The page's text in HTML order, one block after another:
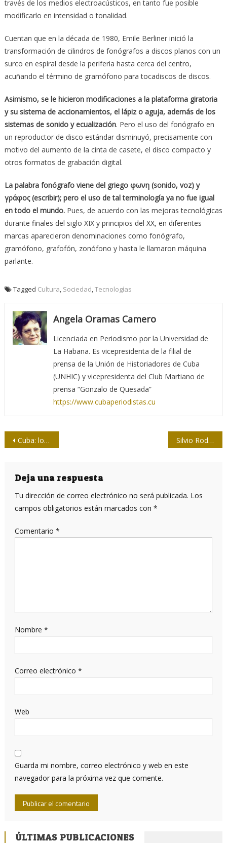
través de los medios electroacústicos, en tanto fue posible
modificarlo en intensidad o tonalidad.
Cuentan que en la década de 1980, Emile Berliner inició la
transformación de cilindros de fonógrafos a discos planos con un
surco en espiral desde la periferia hasta cerca del centro,
acuñando el término de gramófono para tocadiscos de discos.
Asimismo, se le hicieron modificaciones a la plataforma giratoria
y su sistema de accionamientos, el lápiz o aguja, además de los
sistemas de sonido y ecualización. Pero el uso del fonógrafo en
un reproductor de disco estándar disminuyó, precisamente con
motivo del aumento de la cinta de casete, el disco compacto y
otros formatos de grabación digital.
La palabra fonógrafo viene del griego φωνη (sonido, voz) y
γράφος (escribir); pero el uso de tal terminología ya no fue igual
en todo el mundo.Pues, de acuerdo con las mejoras tecnológicas
durante finales del siglo XIX y principios del XX, en diferentes
marcas aparecieron denominaciones como fonógrafo,
gramófono, grafofón, zonófono y hasta le llamaron máquina
parlante.
Tagged Cultura, Sociedad,Tecnologías
Angela Oramas Camero
Licenciada en Periodismo por la Universidad de
La Habana. Es vicepresidenta de la filial de
prensa de la Unión de Historiadores de Cuba
(UNHIC) y vicepresidenta del Club Martiano de
prensa “Gonzalo de Quesada”
https://www.cubaperiodistas.cu
Navegación
entradas
Cuba: los próximos desafíos comunicacionales frente a la COVID-19 Silvio Rodríguez: pasajes de un hombre moral
Deja una respuesta
Tu dirección de correo electrónico no será publicada. Los
campos obligatorios están marcados con *
Comentario *
Nombre *
Correo electrónico *
Web
Guarda mi nombre, correo electrónico y web en este
navegador para la próxima vez que comente.
ÚLTIMAS PUBLICACIONES